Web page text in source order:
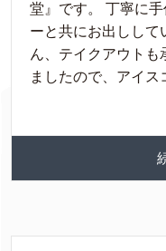
堂』です。 丁寧に
ーと共にお出しして
ん、テイクアウトも
ましたので、アイ